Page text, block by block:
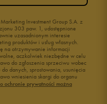
Investment Group S.A. z
303 paw. 1, udostępnione
uzasadnionym interesie
produktów i usług własnych.
na otrzymywanie informacji
aczkolwiek niezbędne w celu
do zgłoszenia sprzeciwu wobec
danych, sprostowania, usunięcia
wniesienia skargi do organu
ochronie prywatności można